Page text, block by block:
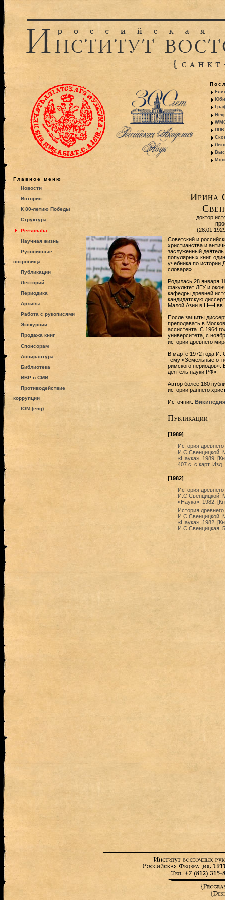
ППВ
Главное меню
Новости
История
К 80-летию Победы
Структура
Personalia
Научная жизнь
Рукописные
сокровища
Публикации
Лекторий
Периодика
Архивы
Работа с рукописями
Экскурсии
Продажа книг
Спонсорам
Аспирантура
Библиотека
ИВР в СМИ
Противодействие
коррупции
IOM (eng)
Ирина
доктор
Советский и
христианства и
заслуженный
популярных книг,
учебника по истории
словаря».
Родилась 28 января
факультет ЛГУ и
кафедры древней
кандидатскую
Малой Азии в III—I
После защиты
преподавать в
ассистента. С 1964
университета, с
истории древнего
В марте 1972 года И.
тему «Земельные
римского периодов».
деятель науки РФ».
Автор более 180
истории раннего
Источник: Википедия
Публикации
[1989]
История
И.С.Свенцицкой.
«Наука», 1989.
407 с. с карт.
[1982]
История
И.С.Свенцицкой.
«Наука», 1982.
История
И.С.Свенцицкой.
«Наука», 1982.
И.С.Свенцицкая.